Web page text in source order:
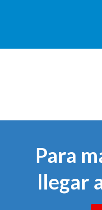
Para
llegar